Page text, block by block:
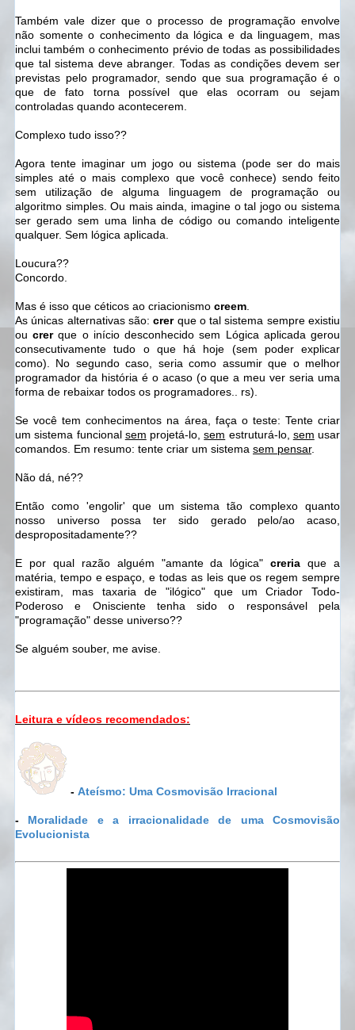
Também vale dizer que o processo de programação envolve
não somente o conhecimento da lógica e da linguagem, mas
inclui também o conhecimento prévio de todas as possibilidades
que tal sistema deve abranger. Todas as condições devem ser
previstas pelo programador, sendo que sua programação é o
que de fato torna possível que elas ocorram ou sejam
controladas quando acontecerem.
Complexo tudo isso??
Agora tente imaginar um jogo ou sistema (pode ser do mais
simples até o mais complexo que você conhece) sendo feito
sem utilização de alguma linguagem de programação ou
algoritmo simples. Ou mais ainda, imagine o tal jogo ou sistema
ser gerado sem uma linha de código ou comando inteligente
qualquer. Sem lógica aplicada.
Loucura??
Concordo.
Mas é isso que céticos ao criacionismo creem.
As únicas alternativas são:crerque o tal sistema sempre existiu
oucrerque o início desconhecido sem Lógica aplicada gerou
consecutivamente tudo o que há hoje (sem poder explicar
como). No segundo caso, seria como assumir que o melhor
programador da história é o acaso (o que a meu ver seria uma
forma de rebaixar todos os programadores.. rs).
Se você tem conhecimentos na área, faça o teste: Tente criar
um sistema funcional sem projetá-lo,sem estruturá-lo, sem usar
comandos. Em resumo: tente criar um sistema sem pensar.
Não dá, né??
Então como 'engolir' que um sistema tão complexo quanto
nosso universo possa ter sido gerado pelo/ao acaso,
despropositadamente??
E por qual razão alguém "amante da lógica"creria que a
matéria, tempo e espaço, e todas as leis que os regem sempre
existiram, mas taxaria de "ilógico" que um Criador Todo-
Poderoso e Onisciente tenha sido o responsável pela
"programação" desse universo??
Se alguém souber, me avise.
Leitura e vídeos recomendados:
- Ateísmo: Uma Cosmovisão Irracional
- Moralidade e a irracionalidade de uma Cosmovisão
Evolucionista